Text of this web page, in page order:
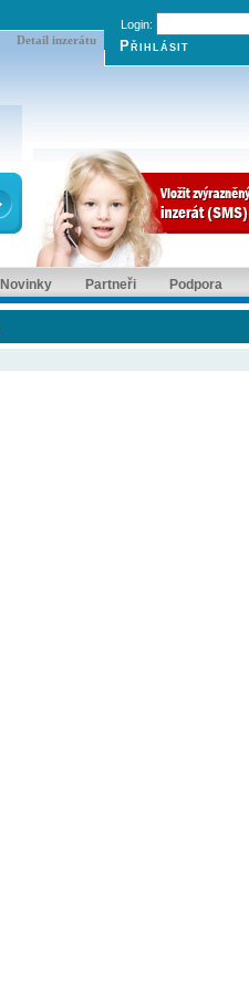
Detail inzerátu
Login:
Novinky Partneři Podpora